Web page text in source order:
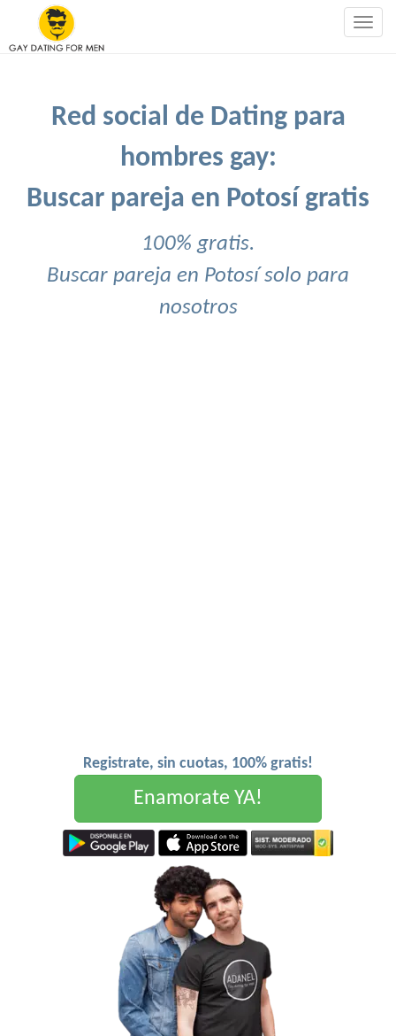
Red social de Dating para
hombres gay:
Buscar pareja en Potosí gratis
100% gratis.
Buscar pareja en Potosí solo para
nosotros
Registrate, sin cuotas, 100% gratis!
Enamorate YA!